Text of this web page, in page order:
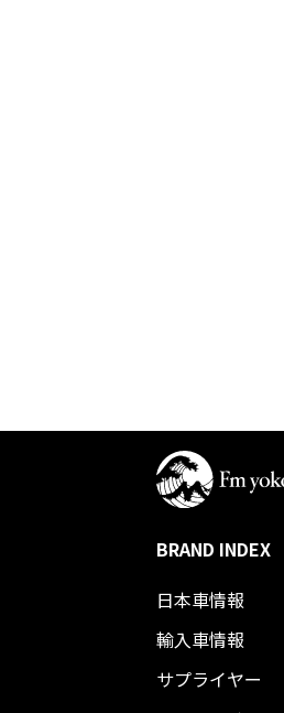
BRAND INDEX
日本車情報​
輸入車情報
サプライヤー